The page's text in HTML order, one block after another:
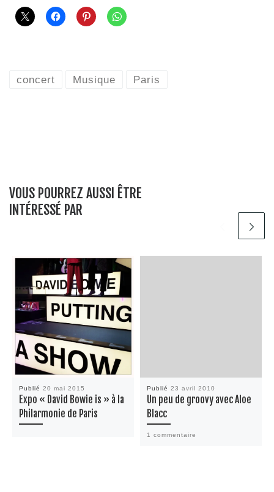
concert Musique Paris
VOUS POURREZ AUSSI ÊTRE
INTÉRESSÉ PAR
Publié20 mai 2015
Expo « David Bowie is » à la
Philarmonie de Paris
Publié23 avril 2010
Un peu de groovy avec Aloe
Blacc
1 commentaire